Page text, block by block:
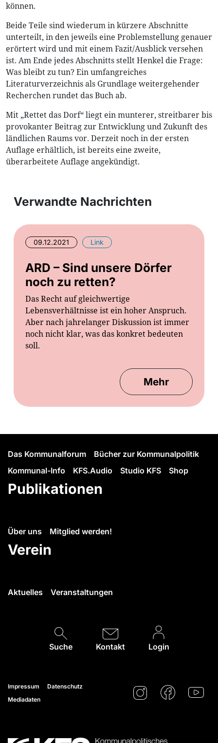
können.
Beide Teile sind wiederum in kürzere Abschnitte
unterteilt, in den jeweils eine Problemstellung genauer
erörtert wird und mit einem Fazit/Ausblick versehen
ist. Am Ende jedes Abschnitts stellt Henkel die Frage:
Was bleibt zu tun? Ein umfangreiches
Literaturverzeichnis als Grundlage weitergehender
Recherchen rundet das Buch ab.
Mit „Rettet das Dorf“ liegt ein munterer, streitbarer bis
provokanter Beitrag zur Entwicklung und Zukunft des
ländlichen Raums vor. Derzeit noch in der ersten
Auflage erhältlich, ist bereits eine zweite,
überarbeitete Auflage angekündigt.
Verwandte Nachrichten
09.12.2021 Link
ARD – Sind unsere Dörfer
noch zu retten?
Das Recht auf gleichwertige
Lebensverhältnisse ist ein hoher Anspruch.
Aber nach jahrelanger Diskussion ist immer
noch nicht klar, was das konkret bedeuten
soll.
Mehr
Das Kommunalforum
Bücher zur Kommunalpolitik
Kommunal-Info
KFS.Audio Studio KFS Shop
Publikationen
Über uns Mitglied werden!
Verein
Aktuelles Veranstaltungen
Suche Kontakt Login
Impressum
Datenschutz
Mediadaten